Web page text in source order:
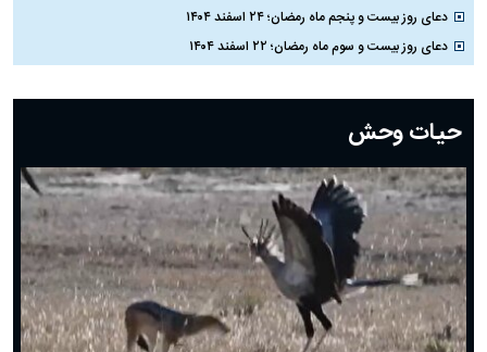
دعای روز بیست و پنجم ماه رمضان؛ ۲۴ اسفند ۱۴۰۴
دعای روز بیست و سوم ماه رمضان؛ ۲۲ اسفند ۱۴۰۴
دعای روز بیستم ماه رمضان؛ ۱۹ اسفند ۱۴۰۴
دعای روز هشتم ماه مبارک رمضان؛ ۷ اسفند ماه ۱۴۰۴
دعای روز هفتم ماه رمضان؛ ۶ اسفند ۱۴۰۴
دعای روز ششم ماه رمضان؛ ۵ اسفند ۱۴۰۴
دعای روز پنجم ماه رمضان؛ ۴ اسفند ۱۴۰۴
دعای روز چهارم ماه مبارک رمضان؛ ۳ اسفند ۱۴۰۴
دعای روز سوم ماه مبارک رمضان؛ ۱۴ اسفند ۱۴۰۴
دعای روز دوم ماه مبارک رمضان ۱ اسفند ماه ۱۴۰۴
دعای روز اول ماه مبارک رمضان، ۳۰ بهمن ۱۴۰۴
حیات وحش